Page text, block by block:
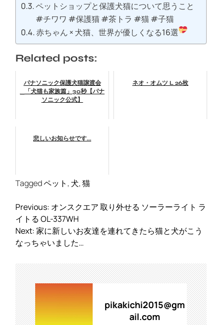
ペットショップと保護犬猫について思うこと
#チワワ #保護猫 #茶トラ #猫 #子猫
赤ちゃん × 犬猫、世界が優しくなる16選
Related posts:
パナソニック保護犬猫譲渡会
_「犬猫も家族篇」30秒【パナ
ソニック公式】
ネオ・オムツ L 26枚
悲しいお知らせです...
Taggedペット , 犬,猫
投
稿
ナ
ビ
ー
シ
ョ
ン
Previous: オンスクエア 取り外せる ソーラーライト ラ
イトる OL-337WH
Next:家に新しいお友達を連れてきたら猫と犬がこう
なっちゃいました…
pikakichi2015@gm
ail.com